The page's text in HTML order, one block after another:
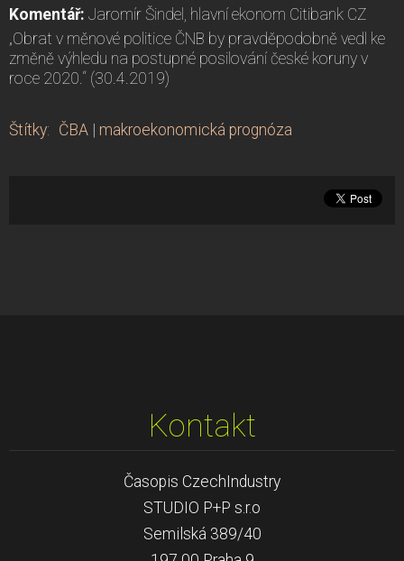
Komentář: Jaromír Šindel, hlavní ekonom Citibank CZ
„Obrat v měnové politice ČNB by pravděpodobně vedl ke
změně výhledu na postupné posilování české koruny v
roce 2020.“ (30.4.2019)
Štítky: ČBA | makroekonomická prognóza
Kontakt
Časopis CzechIndustry
STUDIO P+P s.r.o
Semilská 389/40